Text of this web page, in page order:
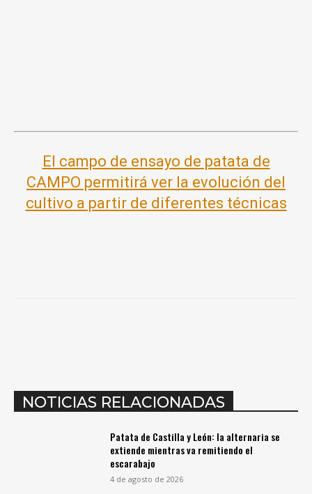
El campo de ensayo de patata de
CAMPO permitirá ver la evolución del
cultivo a partir de diferentes técnicas
NOTICIAS RELACIONADAS
Patata de Castilla y León: la alternaria se
extiende mientras va remitiendo el
escarabajo
4 de agosto de 2026